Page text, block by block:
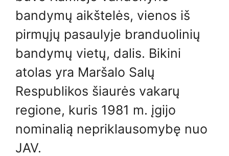
bandymų aikštelės, vienos iš
pirmųjų pasaulyje branduolinių
bandymų vietų, dalis. Bikini
atolas yra Maršalo Salų
Respublikos šiaurės vakarų
regione, kuris 1981 m. įgijo
nominalią nepriklausomybę nuo
JAV.